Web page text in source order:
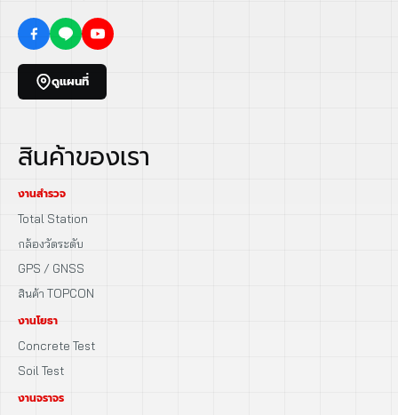
ดูแผนที่
สินค้าของเรา
งานสำรวจ
Total Station
กล้องวัดระดับ
GPS / GNSS
สินค้า TOPCON
งานโยธา
Concrete Test
Soil Test
งานจราจร